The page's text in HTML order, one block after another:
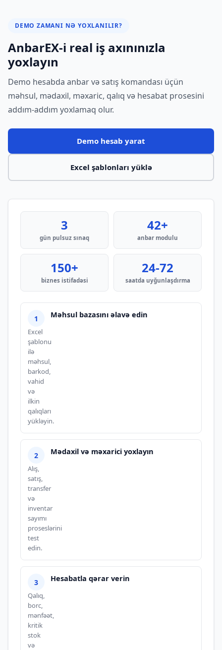
DEMO ZAMANI NƏ YOXLANILIR?
AnbarEX-i real iş axınınızla
yoxlayın
Demo hesabda anbar və satış komandası üçün
məhsul, mədaxil, məxaric, qalıq və hesabat prosesini
addım-addım yoxlamaq olur.
Demo hesab yarat
Excel şablonları yüklə
3
gün pulsuz sınaq
42+
anbar modulu
150+
biznes istifadəsi
24-72
saatda uyğunlaşdırma
Məhsul bazasını əlavə edin
Excel
şablonu
ilə
məhsul,
barkod,
vahid
və
ilkin
qalıqları
yükləyin.
Mədaxil və məxarici yoxlayın
Alış,
satış,
transfer
və
inventar
sayımı
proseslərini
test
edin.
Hesabatla qərar verin
Qalıq,
borc,
mənfəət,
kritik
stok
və